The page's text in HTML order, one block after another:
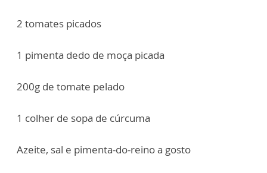
2 tomates picados
1 pimenta dedo de moça picada
200g de tomate pelado
1 colher de sopa de cúrcuma
Azeite, sal e pimenta-do-reino a gosto